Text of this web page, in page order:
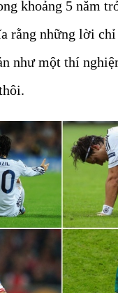
khoảng 5 năm
rằng những lời
như một thí